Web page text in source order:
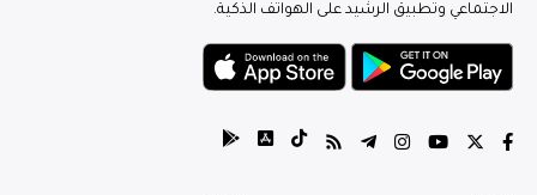
الاجتماعي وتطبيق الرشيد على الهواتف الذكية.